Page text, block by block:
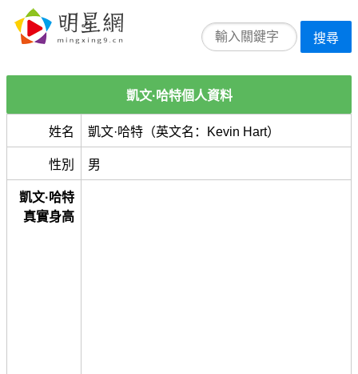
搜尋
凱文·哈特個人資料
姓名 凱文·哈特（英文名：Kevin Hart）
性別 男
凱文·哈特
真實身高